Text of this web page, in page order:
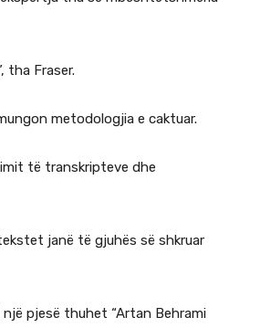
tha Fraser.
metodologjia e caktuar.
të transkripteve dhe
janë të gjuhës së shkruar
pjesë thuhet “Artan Behrami